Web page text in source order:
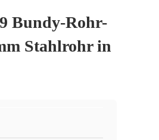
Bundy-Rohr-
Stahlrohr in